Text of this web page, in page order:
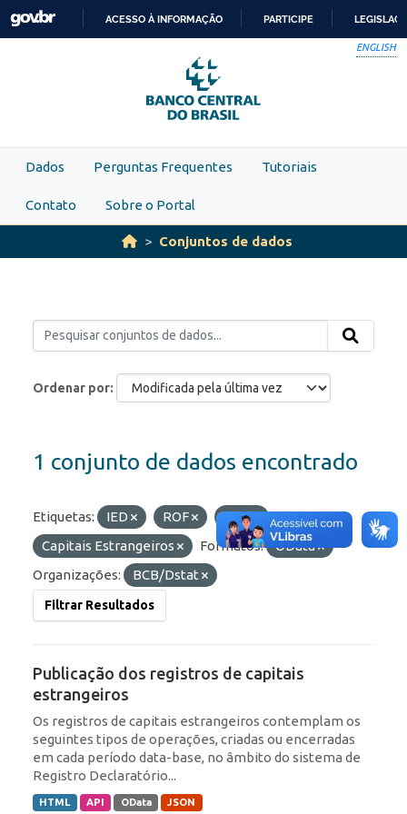
Skip to main content
PARA
O
CONTEÚDO
ACESSO À INFORMAÇÃO PARTICIPE
ENGLISH
Dados Perguntas Frequentes Tutoriais
Contato Sobre o Portal
Conjuntos de dados
Ordenar por
1 conjunto de dados encontrado
Etiquetas: IED ROF
RDE
Capitais Estrangeiros
Formatos:
OData
Organizações:
BCB/Dstat
Filtrar Resultados
Publicação dos registros de capitais
estrangeiros
Os registros de capitais estrangeiros contemplam os
seguintes tipos de operações, criadas ou encerradas
em cada período data-base, no âmbito do sistema de
Registro Declaratório...
HTML API OData JSON